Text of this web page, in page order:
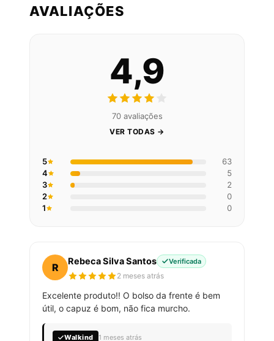
AVALIAÇÕES
4,9
70 avaliações
VER TODAS →
5
63
4
5
3
2
2
0
1
0
R
Rebeca Silva Santos Verificada
2 meses atrás
Excelente produto!! O bolso da frente é bem
útil, o capuz é bom, não fica murcho.
Walkind 1 meses atrás